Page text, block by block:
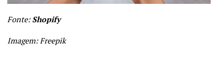
Fonte:Shopify
Imagem: Freepik